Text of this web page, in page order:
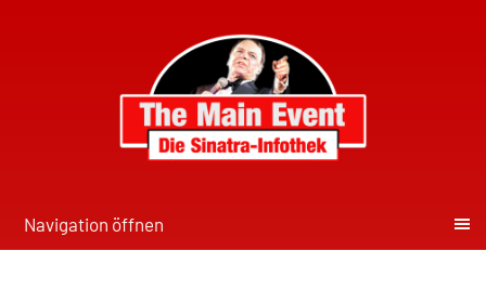
Navigation öffnen